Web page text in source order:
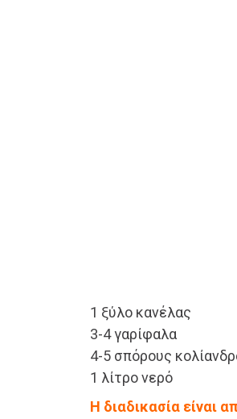
1 ξύλο κανέλας
3-4 γαρίφαλα
4-5 σπόρους
1 λίτρο νερό
Η διαδικασία είναι